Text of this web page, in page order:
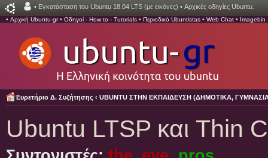
• Εγκατάσταση του Ubuntu 18.04 LTS (με εικόνες) • Αρχικές οδηγίες Ubuntu.
• Αρχική Ubuntu-gr• Οδηγοί - How to - Tutorials • Περιοδικό Ubuntistas • Web Chat • Imagebin
Ευρετήριο Δ. Συζήτησης ‹ UBUNTU ΣΤΗΝ ΕΚΠΑΙΔΕΥΣΗ (ΔΗΜΟΤΙΚΑ,
Ubuntu LTSP και Thin